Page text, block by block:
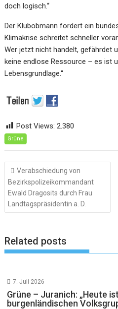
doch logisch.“
Der Klubobmann fordert ein
Klimakrise schreitet schneller
Wer jetzt nicht handelt, gefährdet
keine endlose Ressource – es ist
Lebensgrundlage.“
Post Views: 2.380
Grüne
Beitragsnavigation
Verabschiedung von
Bezirkspolizeikommandant
Ewald Dragosits durch Frau
Landtagspräsidentin a. D.
Related posts
7. Juli 2026
Grüne – Juranich: „Heute
burgenländischen